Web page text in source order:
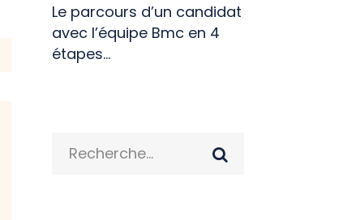
Le parcours d’un candidat
avec l’équipe Bmc en 4
étapes…
for: